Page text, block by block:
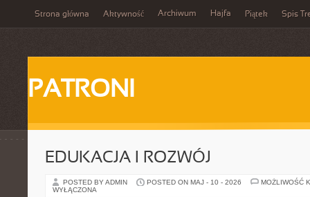
Strona główna Aktywność Archiwum Hajfa Piątek Spis
PATRONI
EDUKACJA I ROZWÓJ
POSTED BY ADMIN POSTED ON MAJ - 10 - 2026
MOŻLIWOŚĆ
WYŁĄCZONA